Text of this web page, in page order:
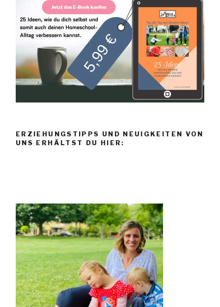
ERZIEHUNGSTIPPS UND NEUIGKEITEN VON
UNS ERHÄLTST DU HIER: